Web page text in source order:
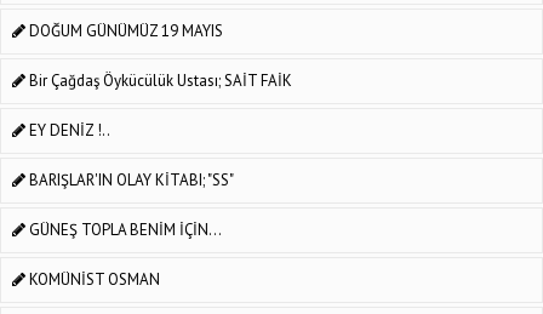
DOĞUM GÜNÜMÜZ 19 MAYIS
Bir Çağdaş Öykücülük Ustası; SAİT FAİK
EY DENİZ !..
BARIŞLAR'IN OLAY KİTABI; "SS"
GÜNEŞ TOPLA BENİM İÇİN…
KOMÜNİST OSMAN